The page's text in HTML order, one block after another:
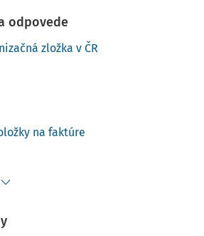
odpovede
zložka v ČR
na faktúre